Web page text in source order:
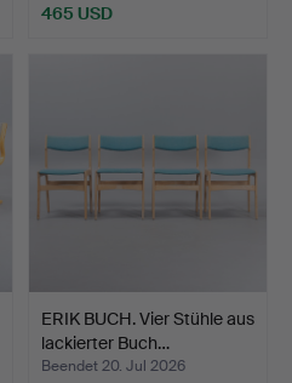
465 USD
ERIK BUCH. Vier Stühle aus
lackierter Buch…
Beendet 20. Jul 2026